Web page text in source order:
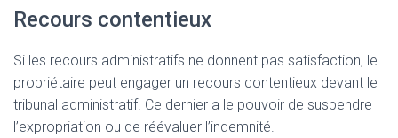
Recours contentieux
Si les recours administratifs ne donnent pas satisfaction, le
propriétaire peut engager un recours contentieux devant le
tribunal administratif. Ce dernier a le pouvoir de suspendre
l’expropriation ou de réévaluer l’indemnité.